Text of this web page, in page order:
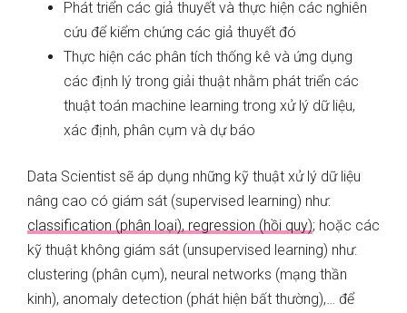
Phát triển các giả thuyết và thực hiện các nghiên
cứu để kiểm chứng các giả thuyết đó
Thực hiện các phân tích thống kê và ứng dụng
các định lý trong giải thuật nhằm phát triển các
thuật toán machine learning trong xử lý dữ liệu,
xác định, phân cụm và dự báo
Data Scientist sẽ áp dụng những kỹ thuật xử lý dữ liệu
nâng cao có giám sát (supervised learning) như:
classification (phân loại), regression (hồi quy); hoặc các
kỹ thuật không giám sát (unsupervised learning) như:
clustering (phân cụm), neural networks (mạng thần
kinh), anomaly detection (phát hiện bất thường),… để